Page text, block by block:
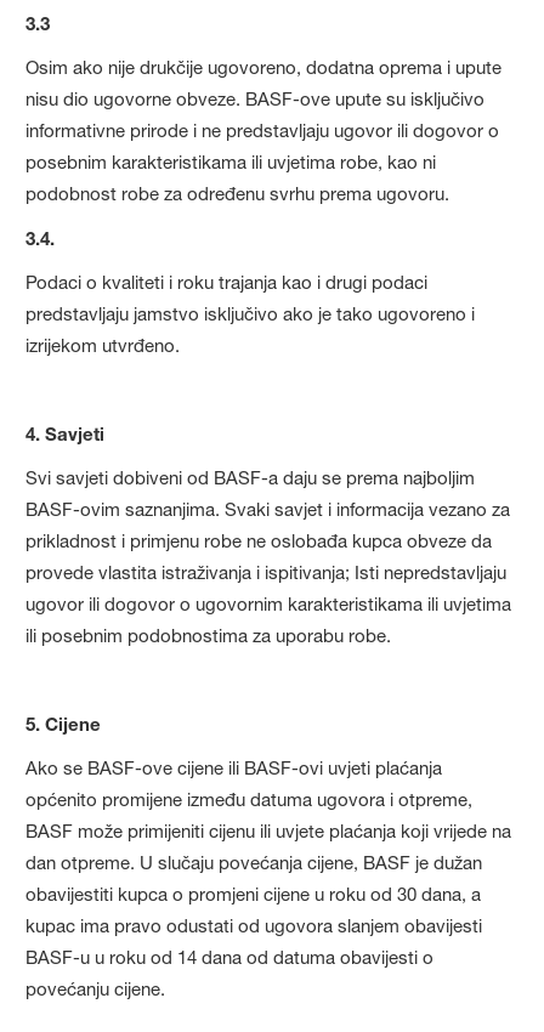
3.3
Osim ako nije drukčije ugovoreno, dodatna oprema i upute
nisu dio ugovorne obveze. BASF-ove upute su isključivo
informativne prirode i ne predstavljaju ugovor ili dogovor o
posebnim karakteristikama ili uvjetima robe, kao ni
podobnost robe za određenu svrhu prema ugovoru.
3.4.
Podaci o kvaliteti i roku trajanja kao i drugi podaci
predstavljaju jamstvo isključivo ako je tako ugovoreno i
izrijekom utvrđeno.
4. Savjeti
Svi savjeti dobiveni od BASF-a daju se prema najboljim
BASF-ovim saznanjima. Svaki savjet i informacija vezano za
prikladnost i primjenu robe ne oslobađa kupca obveze da
provede vlastita istraživanja i ispitivanja; Isti nepredstavljaju
ugovor ili dogovor o ugovornim karakteristikama ili uvjetima
ili posebnim podobnostima za uporabu robe.
5. Cijene
Ako se BASF-ove cijene ili BASF-ovi uvjeti plaćanja
općenito promijene između datuma ugovora i otpreme,
BASF može primijeniti cijenu ili uvjete plaćanja koji vrijede na
dan otpreme. U slučaju povećanja cijene, BASF je dužan
obavijestiti kupca o promjeni cijene u roku od 30 dana, a
kupac ima pravo odustati od ugovora slanjem obavijesti
BASF-u u roku od 14 dana od datuma obavijesti o
povećanju cijene.